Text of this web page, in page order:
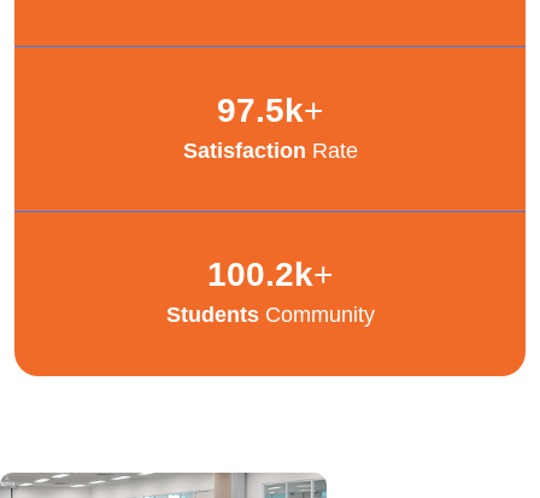
97.5k+
Satisfaction Rate
100.2k+
StudentsCommunity